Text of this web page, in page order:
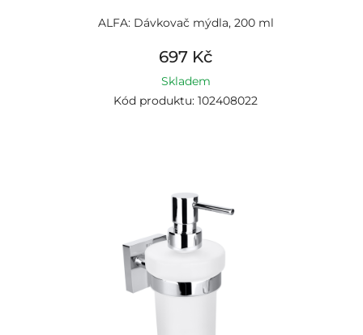
ALFA: Dávkovač mýdla, 200 ml
697 Kč
Skladem
Kód produktu: 102408022